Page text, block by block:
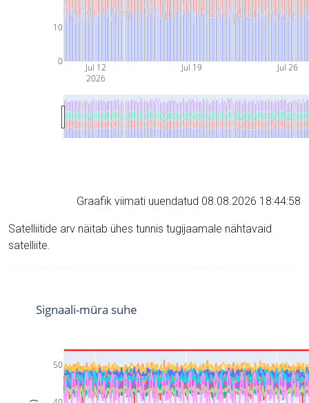
Jul 12
2026
Jul 19 Jul 26
0
10
Graafik viimati uuendatud 08.08.2026 18:44:58
Satelliitide arv näitab ühes tunnis tugijaamale nähtavaid
satelliite.
50
Signaali-müra suhe